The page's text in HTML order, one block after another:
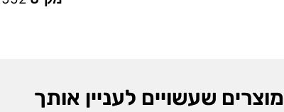
מוצרים שעשויים לעניין אותך